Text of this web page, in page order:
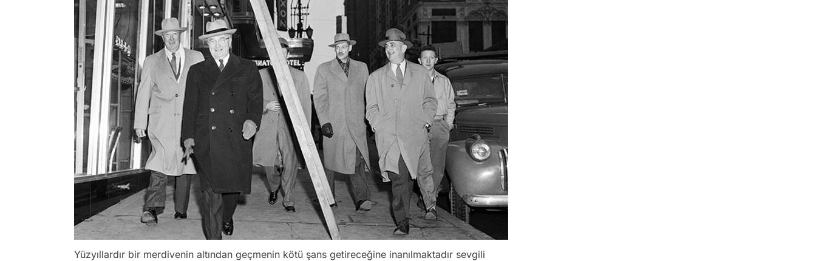
Yüzyıllardır bir merdivenin altından geçmenin kötü şans getireceğine inanılmaktadır sevgili